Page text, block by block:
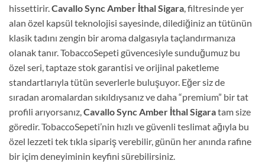
hissettirir.Cavallo Sync Amber İthal Sigara, filtresinde yer
alan özel kapsül teknolojisi sayesinde, dilediğiniz an tütünün
klasik tadını zengin bir aroma dalgasıyla taçlandırmanıza
olanak tanır. TobaccoSepeti güvencesiyle sunduğumuz bu
özel seri, taptaze stok garantisi ve orijinal paketleme
standartlarıyla tütün severlerle buluşuyor. Eğer siz de
sıradan aromalardan sıkıldıysanız ve daha “premium” bir tat
profili arıyorsanız,Cavallo Sync Amber İthal Sigaratam size
göredir. TobaccoSepeti’nin hızlı ve güvenli teslimat ağıyla bu
özel lezzeti tek tıkla sipariş verebilir, günün her anında rafine
bir içim deneyiminin keyfini sürebilirsiniz.